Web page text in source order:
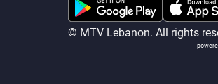
© MTV Lebanon. All rights